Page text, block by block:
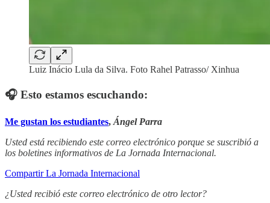
Luiz Inácio Lula da Silva. Foto Rahel Patrasso/ Xinhua
🎧 Esto estamos escuchando:
Me gustan los estudiantes,Ángel Parra
Usted está recibiendo este correo electrónico porque se suscribió a
los boletines informativos de La Jornada Internacional.
Compartir La Jornada Internacional
¿Usted recibió este correo electrónico de otro lector?